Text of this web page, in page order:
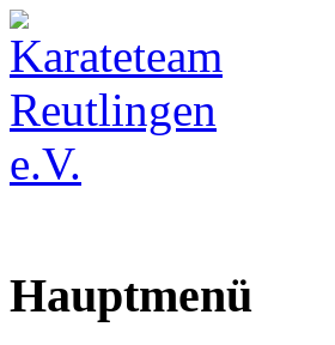
Hauptmenü